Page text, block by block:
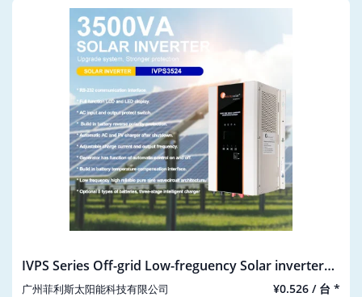
IVPS Series Off-grid Low-freguency Solar inverter
AC-220V
广州菲利斯太阳能科技有限公司 ¥0.526 / 台 *